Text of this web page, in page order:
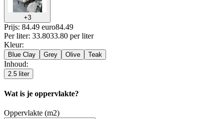
+3
Prijs: 84.49 euro84.49
Per liter: 33.8033.80 per liter
Kleur:
Blue Clay Grey Olive Teak
Inhoud:
2.5 liter
Wat is je oppervlakte?
Oppervlakte (m2)